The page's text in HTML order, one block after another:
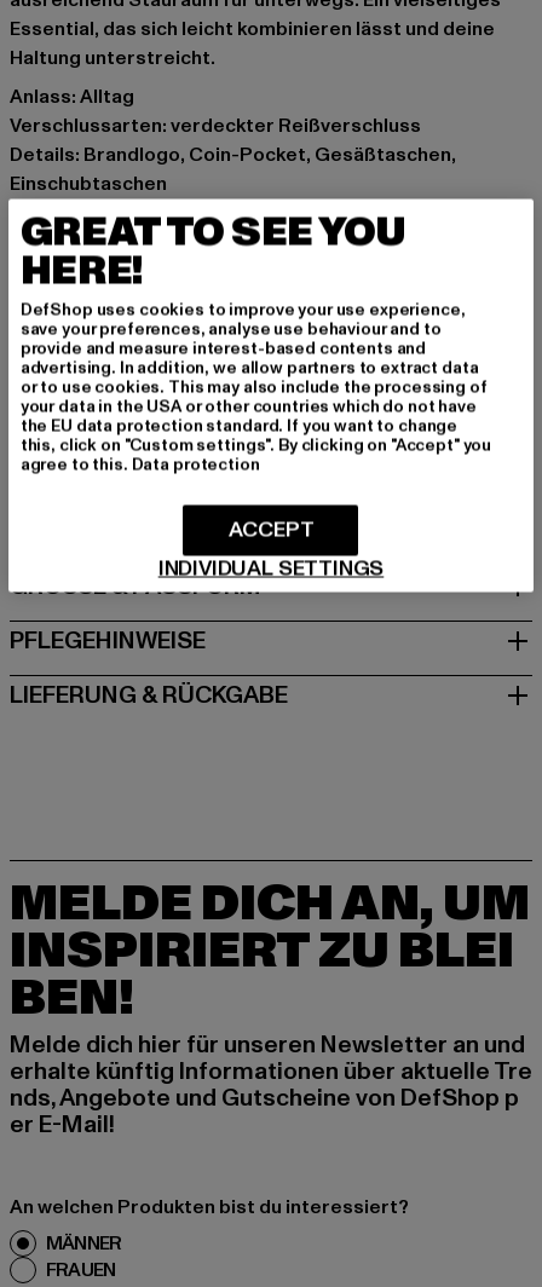
Essential, das sich leicht kombinieren lässt und deine
Haltung unterstreicht.
Anlass: Alltag
Verschlussarten: verdeckter Reißverschluss
Details: Brandlogo, Coin-Pocket, Gesäßtaschen,
Einschubtaschen
Schnitt: Baggy
Marke: Karl Kani
Kat.: Straight Fit Jeans
Farbe: blau
Hersteller Farbe: mid blue
Materialzusammensetzung: 100% Baumwolle
Art.Nr: 61000014-01868
Hersteller: Urban Styles Agency GmbH & Co. KG |
agentur@urbanstylesagency.com
Schanzenstraße 41 | 51063 Köln | DE
GRÖSSE & PASSFORM
PFLEGEHINWEISE
LIEFERUNG & RÜCKGABE
MELDE DICH AN, UM
INSPIRIERT ZU BLEI
BEN!
Melde dich hier für unseren Newsletter an und
erhalte künftig Informationen über aktuelle Tre
nds, Angebote und Gutscheine von DefShop p
er E-Mail!
An welchen Produkten bist du interessiert?
MÄNNER
FRAUEN
GREAT TO SEE YOU
HERE!
DefShop uses cookies to improve your use experience,
save your preferences, analyse use behaviour and to
provide and measure interest-based contents and
advertising. In addition, we allow partners to extract data
or to use cookies. This may also include the processing of
your data in the USA or other countries which do not have
the EU data protection standard. If you want to change
this, click on "Custom settings". By clicking on "Accept" you
agree to this. Data protection
INDIVIDUAL SETTINGS
ACCEPT